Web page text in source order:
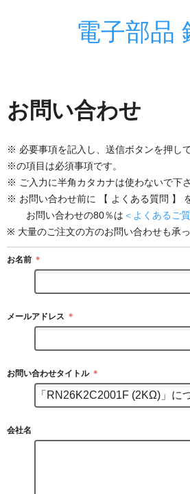
電子部品
お問い合わせ
※ 必要事項を記入し、送信ボタンを押して
※の項目は必須事項です。
※ ご入力に半角カタカナは使わないで下さ
※ お問い合わせ前に 【 よくある質問 】
お問い合わせの80％は ＜よくあるご
※ 大量のご注文の方のお問い合わせも承っ
お名前 ＊
メールアドレス ＊
お問い合わせタイトル ＊
会社名